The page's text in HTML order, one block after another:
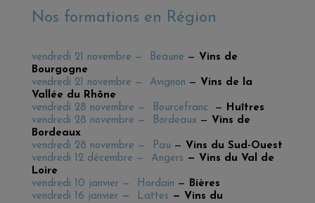
Nos formations en Région
vendredi 21 novembre — Beaune — Vins de
Bourgogne
vendredi 21 novembre — Avignon — Vins de la
Vallée du Rhône
vendredi 28 novembre — Bourcefranc — Huîtres
vendredi 28 novembre — Bordeaux — Vins de
Bordeaux
vendredi 28 novembre — Pau — Vins du Sud-Ouest
vendredi 12 décembre — Angers — Vins du Val de
Loire
vendredi 10 janvier — Hordain — Bières
vendredi 16 janvier — Lattes — Vins du